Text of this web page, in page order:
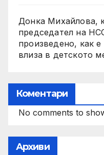
Донка Михайлова,
председател на
произведено, как
влиза в детското
Коментари
No comments to
Архиви